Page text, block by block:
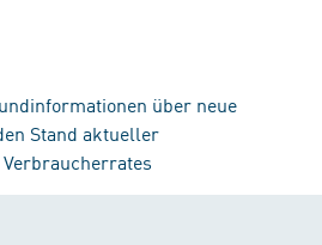
über neue
Stand aktueller